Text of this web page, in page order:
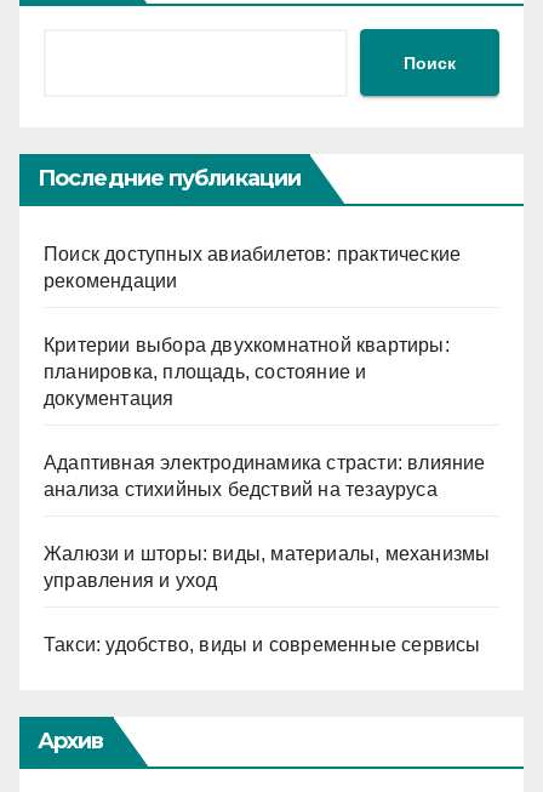
Поиск
Последние публикации
Поиск доступных авиабилетов: практические
рекомендации
Критерии выбора двухкомнатной квартиры:
планировка, площадь, состояние и
документация
Адаптивная электродинамика страсти: влияние
анализа стихийных бедствий на тезауруса
Жалюзи и шторы: виды, материалы, механизмы
управления и уход
Такси: удобство, виды и современные сервисы
Архив